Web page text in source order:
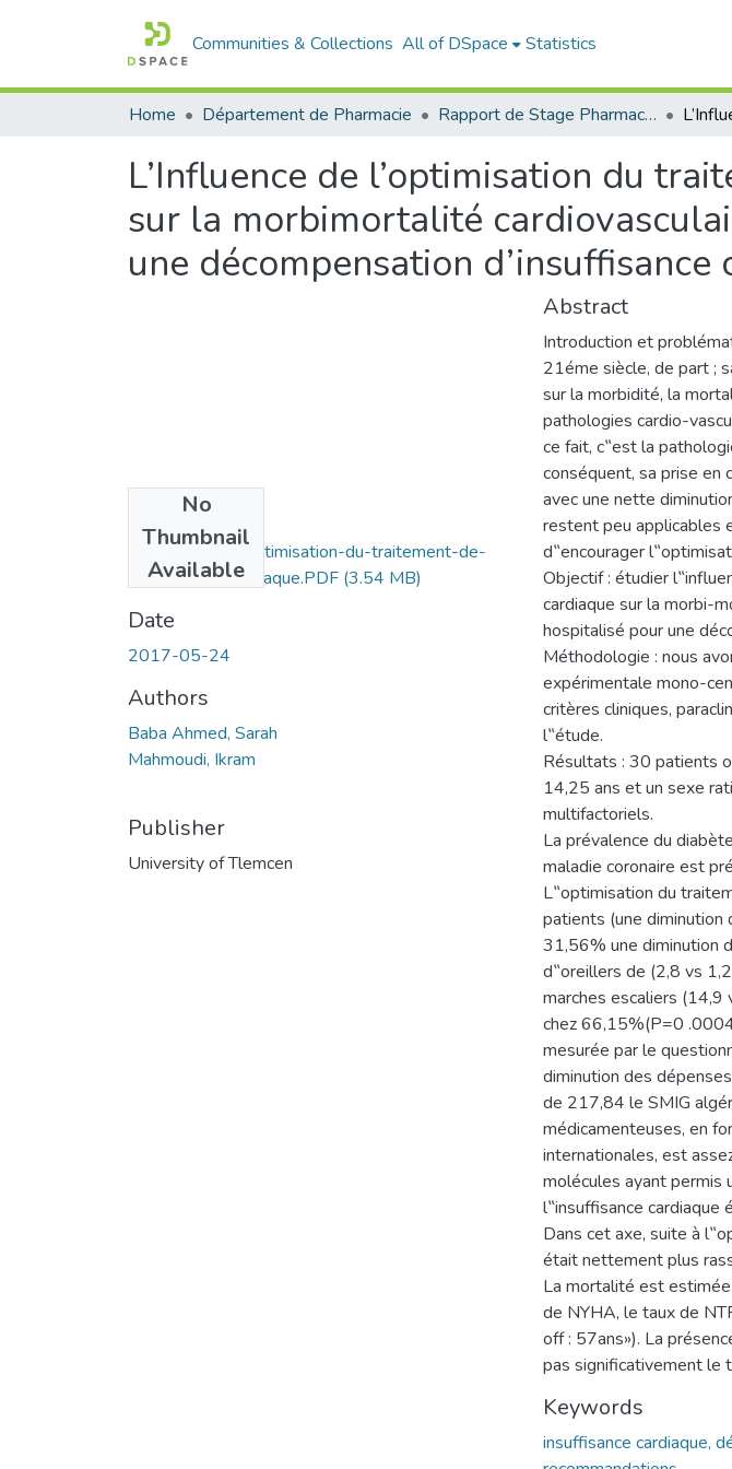
Communities & Collections All of DSpace Statistics
Home Département de Pharmacie Rapport de Stage Pharmacie
L’Influence de l’optimisation du
sur la morbimortalité
une décompensation d’insuffisance
No
Thumbnail
Available
Linfluence-de-loptimisation-du-traitement-de-
linsuffisance-cardiaque.PDF (3.54 MB)
Date
2017-05-24
Authors
Baba Ahmed, Sarah
Mahmoudi, Ikram
Publisher
University of Tlemcen
Abstract
Introduction et
21éme siècle, de part ;
sur la morbidité, la
pathologies cardio-
ce fait, c‟est la
conséquent, sa prise en
avec une nette
restent peu applicables
d‟encourager
Objectif : étudier
cardiaque sur la morbi-
hospitalisé pour une
Méthodologie : nous
expérimentale mono-
critères cliniques,
l‟étude.
Résultats : 30 patients
14,25 ans et un sexe
multifactoriels.
La prévalence du
maladie coronaire est
L‟optimisation du
patients (une diminution
31,56% une diminution
d‟oreillers de (2,8 vs
marches escaliers
chez 66,15%(P=0
mesurée par le
diminution des
de 217,84 le SMIG
médicamenteuses, en
internationales, est
molécules ayant permis
l‟insuffisance
Dans cet axe, suite à
était nettement plus
La mortalité est
de NYHA, le taux de
off : 57ans»). La
pas significativement le
Keywords
insuffisance cardiaque,